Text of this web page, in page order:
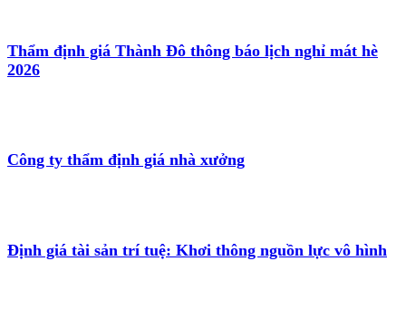
Thẩm định giá Thành Đô thông báo lịch nghỉ mát hè
2026
Công ty thẩm định giá nhà xưởng
Định giá tài sản trí tuệ: Khơi thông nguồn lực vô hình